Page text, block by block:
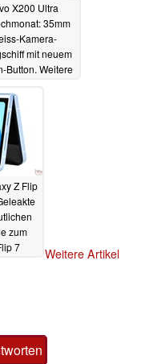
X200 Ultra
35mm
Kamera-
mit neuem
Button. Weitere
Z Flip
zum
7
Weitere Artikel